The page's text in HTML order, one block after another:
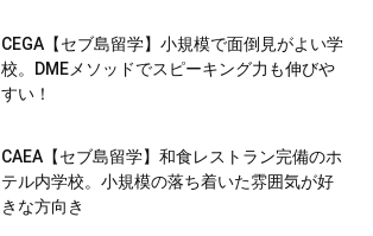
CEGA【セブ島留学】小規模で面倒見がよい学
校。DMEメソッドでスピーキング力も伸びや
すい！
CAEA【セブ島留学】和食レストラン完備のホ
テル内学校。小規模の落ち着いた雰囲気が好
きな方向き